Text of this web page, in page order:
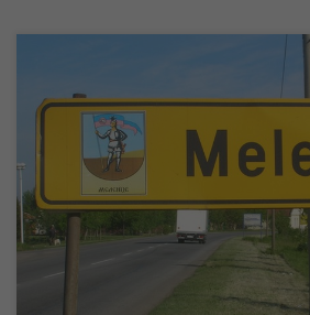
Данас су почели радови на
антикорозивне заштите на водоторњу у
трајати наредних десетак дана. У
водоторањ ће бити ван функције, али то
мери утицати на квалитет
је ЈКП „Водовод и канализација“
водоснабдевања. […]